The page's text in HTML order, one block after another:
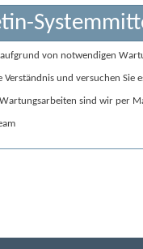
von notwendigen
Verständnis und versuchen Sie
sind wir per